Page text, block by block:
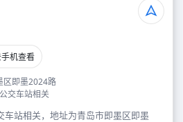
机查看
区即墨2024路
交车站相关
车站相关，地址为青岛市即墨区即墨